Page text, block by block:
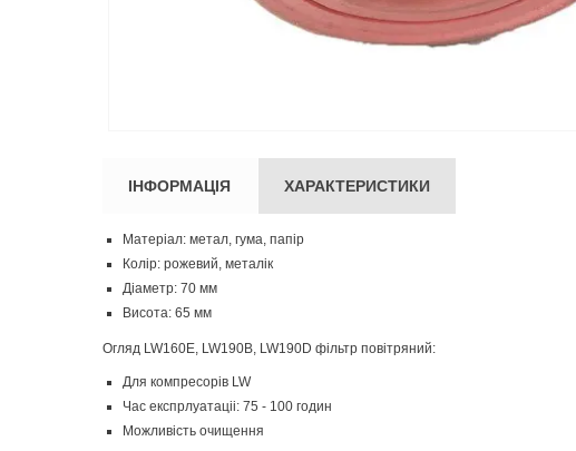
ІНФОРМАЦІЯ ХАРАКТЕРИСТИКИ
Матеріал: метал, гума, папір
Колір: рожевий, металік
Діаметр: 70 мм
Висота: 65 мм
Огляд LW160E, LW190B, LW190D фільтр повітряний:
Для компресорів LW
Час експрлуатаціі: 75 - 100 годин
Можливість очищення